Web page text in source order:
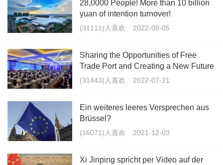
28,0000 People! More than 10 billion
yuan of intention turnover!
(31111)人喜欢 2022-08-05
Sharing the Opportunities of Free
Trade Port and Creating a New Future
(31443)人喜欢 2022-07-21
Ein weiteres leeres Versprechen aus
Brüssel?
(16071)人喜欢 2021-12-03
Xi Jinping spricht per Video auf der